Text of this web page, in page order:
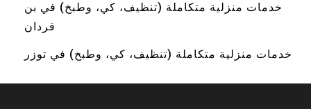
خدمات منزلية متكاملة (تنظيف، كي، وطبخ) في بن
قردان
خدمات منزلية متكاملة (تنظيف، كي، وطبخ) في توزر